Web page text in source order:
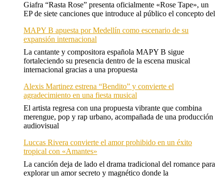
Giafra “Rasta Rose” presenta oficialmente «Rose Tape», un
EP de siete canciones que introduce al público el concepto del
MAPY B apuesta por Medellín como escenario de su
expansión internacional
La cantante y compositora española MAPY B sigue
fortaleciendo su presencia dentro de la escena musical
internacional gracias a una propuesta
Alexis Martinez estrena “Bendito” y convierte el
agradecimiento en una fiesta musical
El artista regresa con una propuesta vibrante que combina
merengue, pop y rap urbano, acompañada de una producción
audiovisual
Luccas Rivera convierte el amor prohibido en un éxito
tropical con «Amantes»
La canción deja de lado el drama tradicional del romance para
explorar un amor secreto y magnético donde la